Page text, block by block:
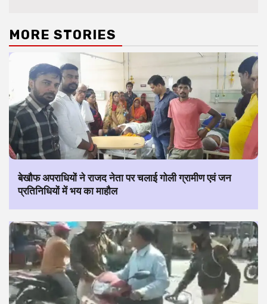
MORE STORIES
बेखौफ अपराधियों ने राजद नेता पर चलाई गोली ग्रामीण एवं जन
प्रतिनिधियों में भय का माहौल